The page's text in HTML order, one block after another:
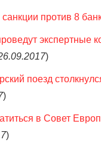
против 8
экспертные
)
поезд
)
в Совет
)